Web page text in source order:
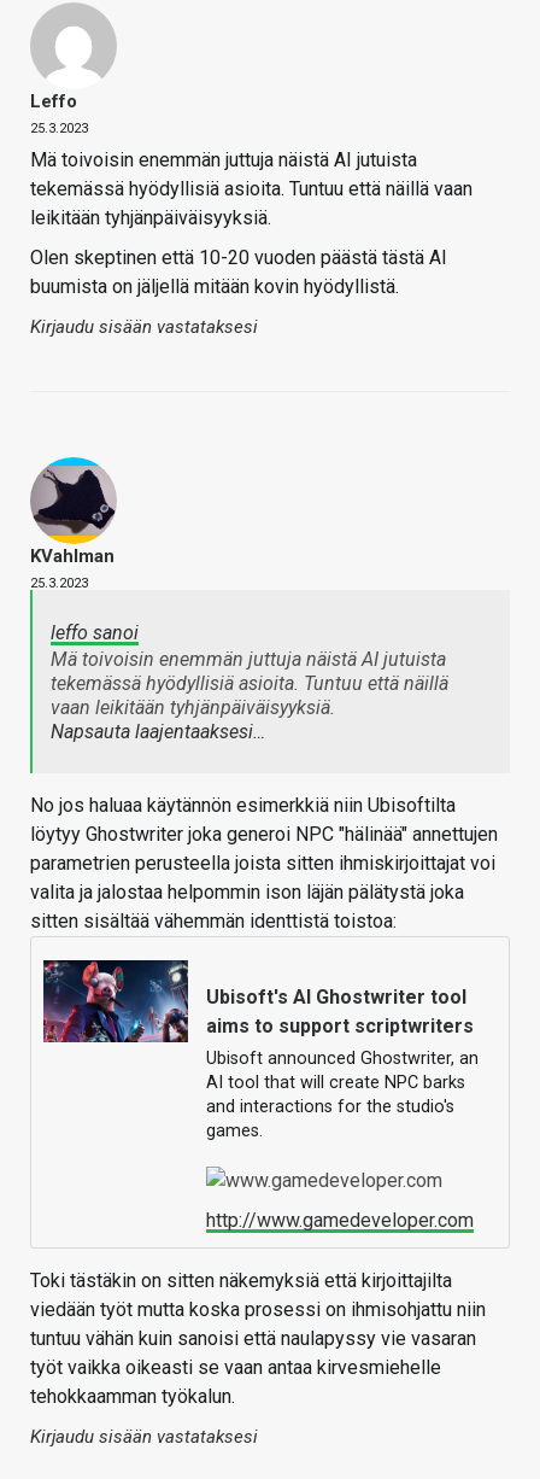
Leffo
25.3.2023
Mä toivoisin enemmän juttuja näistä AI jutuista
tekemässä hyödyllisiä asioita. Tuntuu että näillä vaan
leikitään tyhjänpäiväisyyksiä.
Olen skeptinen että 10-20 vuoden päästä tästä AI
buumista on jäljellä mitään kovin hyödyllistä.
Kirjaudu sisään vastataksesi
KVahlman
25.3.2023
leffo sanoi
Mä toivoisin enemmän juttuja näistä AI jutuista
tekemässä hyödyllisiä asioita. Tuntuu että näillä
vaan leikitään tyhjänpäiväisyyksiä.
Napsauta laajentaaksesi…
No jos haluaa käytännön esimerkkiä niin Ubisoftilta
löytyy Ghostwriter joka generoi NPC "hälinää" annettujen
parametrien perusteella joista sitten ihmiskirjoittajat voi
valita ja jalostaa helpommin ison läjän pälätystä joka
sitten sisältää vähemmän identtistä toistoa:
Ubisoft's AI Ghostwriter tool
aims to support scriptwriters
Ubisoft announced Ghostwriter, an
AI tool that will create NPC barks
and interactions for the studio's
games.
http://www.gamedeveloper.com
Toki tästäkin on sitten näkemyksiä että kirjoittajilta
viedään työt mutta koska prosessi on ihmisohjattu niin
tuntuu vähän kuin sanoisi että naulapyssy vie vasaran
työt vaikka oikeasti se vaan antaa kirvesmiehelle
tehokkaamman työkalun.
Kirjaudu sisään vastataksesi